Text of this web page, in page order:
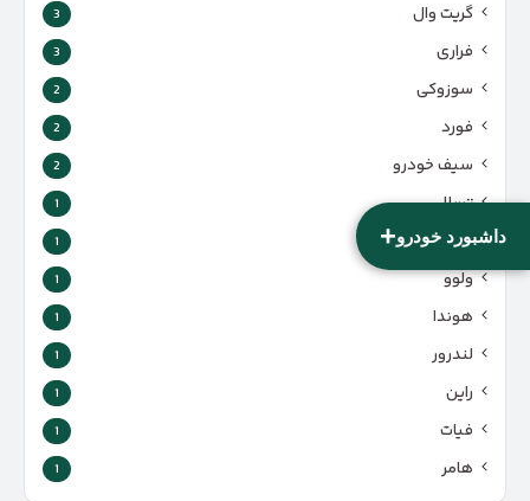
+داشبورد خودرو
گریت وال 3
فراری 3
سوزوکی 2
فورد 2
سیف خودرو 2
تسلا 1
راسا موتور 1
ولوو 1
هوندا 1
لندرور 1
راین 1
فیات 1
هامر 1